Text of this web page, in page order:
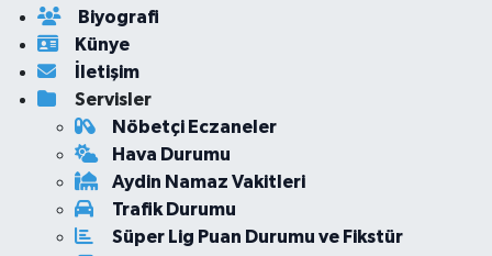
Biyografi
Künye
İletişim
Servisler
Nöbetçi Eczaneler
Hava Durumu
Aydin Namaz Vakitleri
Trafik Durumu
Süper Lig Puan Durumu ve Fikstür